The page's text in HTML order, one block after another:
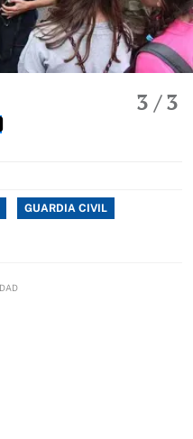
3 / 3
GUARDIA CIVIL